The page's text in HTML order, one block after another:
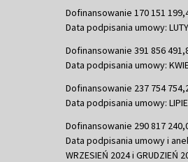
Dofinansowanie 170 151
Data podpisania umowy:
Dofinansowanie 391 856
Data podpisania umowy:
Dofinansowanie 237 754
Data podpisania umowy:
Dofinansowanie 290 817
Data podpisania umowy i
WRZESIEŃ 2024 i GRUDZIEŃ